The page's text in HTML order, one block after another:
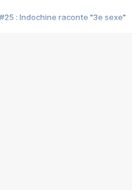
#25 : Indochine raconte "3e sexe"